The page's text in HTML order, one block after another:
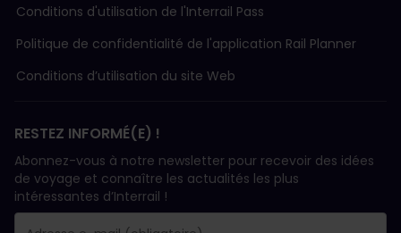
Conditions d'utilisation de l'Interrail Pass
Politique de confidentialité de l'application Rail Planner
Conditions d’utilisation du site Web
RESTEZ INFORMÉ(E) !
Abonnez-vous à notre newsletter pour recevoir des idées
de voyage et connaître les actualités les plus
intéressantes d’Interrail !